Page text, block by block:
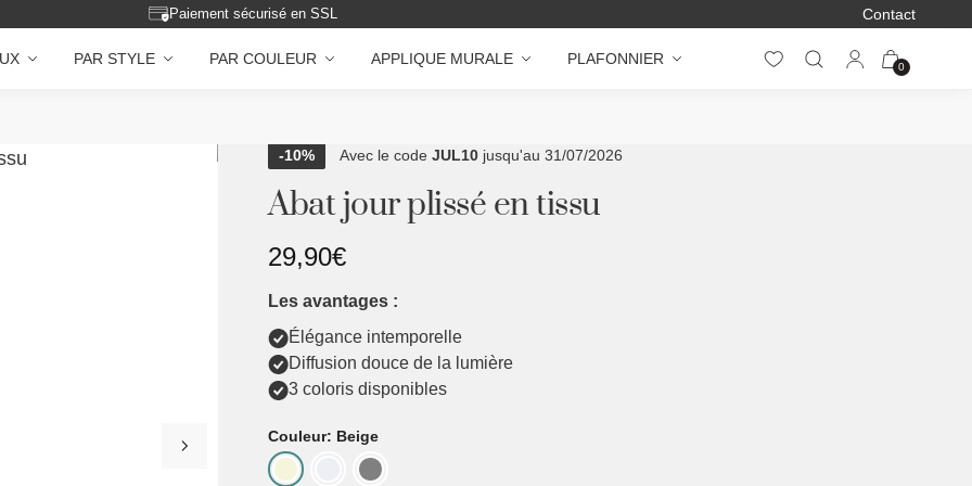
Paiement sécurisé en SSL Contact
PAR STYLE PAR COULEUR APPLIQUE MURALE PLAFONNIER 0
-10% Avec le codeJUL10 jusqu'au 31/07/2026
Abat jour plissé en tissu
29,90€
Les avantages :
Élégance intemporelle
Diffusion douce de la lumière
3 coloris disponibles
Couleur: Beige